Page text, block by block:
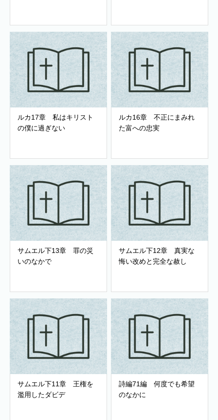
ルカ17章 私はキリスト
の僕に過ぎない
ルカ16章 不正にまみれ
た富への忠実
サムエル下13章 罪の災
いのなかで
サムエル下12章 真実な
悔い改めと完全な赦し
サムエル下11章 王権を
濫用したダビデ
詩編71編 何度でも希望
のなかに